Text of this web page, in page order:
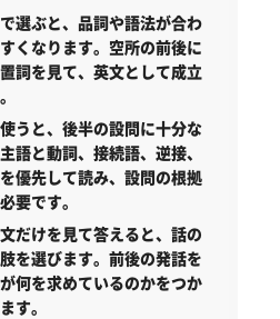
選ぶと、品詞や語法が合わ
くなります。空所の前後に
詞を見て、英文として成立
うと、後半の設問に十分な
語と動詞、接続語、逆接、
優先して読み、設問の根拠
要です。
だけを見て答えると、話の
を選びます。前後の発話を
何を求めているのかをつか
す。